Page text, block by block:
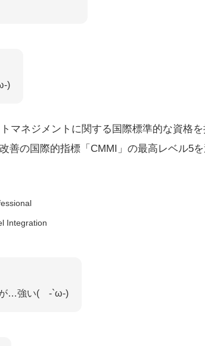
)
マネジメントに関する国際標準的な資格
善の国際的指標「CMMI」の最高レベル5
Integration
が…強い( -`ω-)